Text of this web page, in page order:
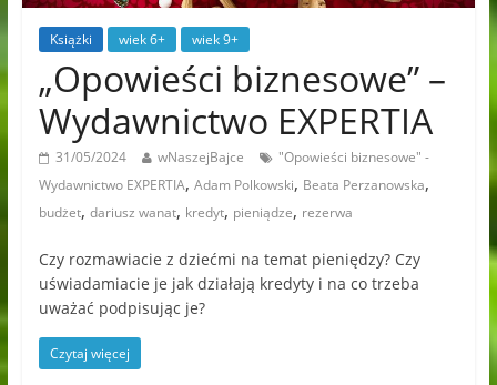
Książki wiek 6+ wiek 9+
„Opowieści biznesowe” –
Wydawnictwo EXPERTIA
31/05/2024 wNaszejBajce
"Opowieści biznesowe" -
Wydawnictwo EXPERTIA, Adam Polkowski, Beata Perzanowska,
budżet, dariusz wanat, kredyt, pieniądze, rezerwa
Czy rozmawiacie z dziećmi na temat pieniędzy? Czy
uświadamiacie je jak działają kredyty i na co trzeba
uważać podpisując je?
Czytaj więcej